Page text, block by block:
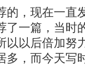
，现在一直
了一篇，当时
以以后倍加努
多，而今天写